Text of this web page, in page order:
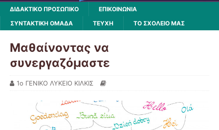
ΔΙΔΑΚΤΙΚΟ ΠΡΟΣΩΠΙΚΟ
ΕΠΙΚΟΙΝΩΝΙΑ
ΣΥΝΤΑΚΤΙΚΗ ΟΜΑΔΑ
ΤΕΥΧΗ ΤΟ ΣΧΟΛΕΙΟ ΜΑΣ
Μαθαίνοντας να
συνεργαζόμαστε
1ο ΓΕΝΙΚΟ ΛΥΚΕΙΟ ΚΙΛΚΙΣ